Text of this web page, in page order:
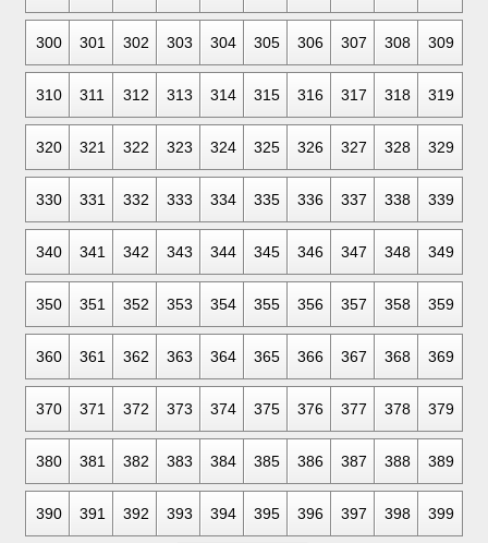
300 301 302 303 304 305 306 307 308 309
310 311 312 313 314 315 316 317 318 319
320 321 322 323 324 325 326 327 328 329
330 331 332 333 334 335 336 337 338 339
340 341 342 343 344 345 346 347 348 349
350 351 352 353 354 355 356 357 358 359
360 361 362 363 364 365 366 367 368 369
370 371 372 373 374 375 376 377 378 379
380 381 382 383 384 385 386 387 388 389
390 391 392 393 394 395 396 397 398 399